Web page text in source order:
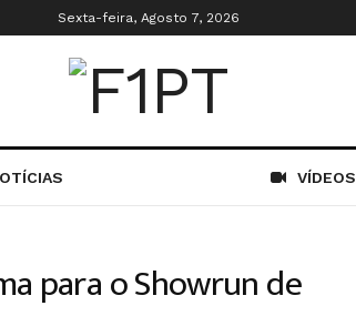
Sexta-feira, Agosto 7, 2026
VÍDEOS
para o Showrun de